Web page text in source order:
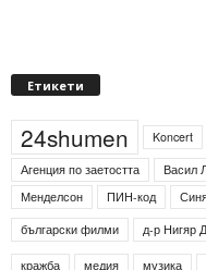
Етикети
24shumen Koncert
Агенция по заетостта
Васил
Менделсон
ПИН-код
български филми
д-р Нигяр
кражба медия музика